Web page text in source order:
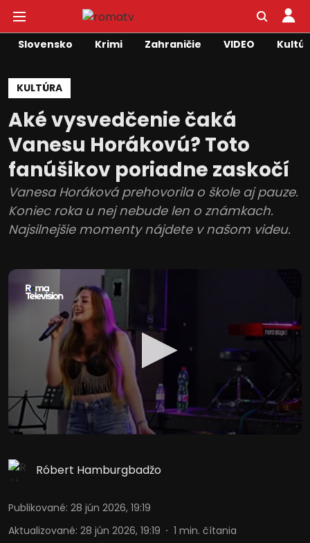
Slovensko Krimi Zahraničie VIDEO
KULTÚRA
Aké vysvedčenie čaká
Vanesu Horákovú? Toto
fanúšikov poriadne zaskočí
Vanesa Horáková prehovorila o škole aj pauze.
Koniec roka u nej nebude len o známkach.
Najsilnejšie momenty nájdete v našom videu.
Róbert Hamburgbadžo
Publikované: 28 jún 2026, 19:19
Aktualizované: 28 jún 2026, 19:19 1 min. čítania